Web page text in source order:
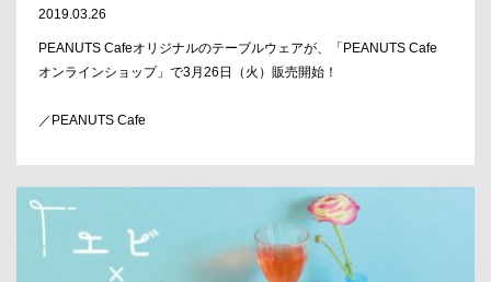
2019.03.26
PEANUTS Cafeオリジナルのテーブルウェアが、「PEANUTS Cafe
オンラインショップ」で3月26日（火）販売開始！
／PEANUTS Cafe